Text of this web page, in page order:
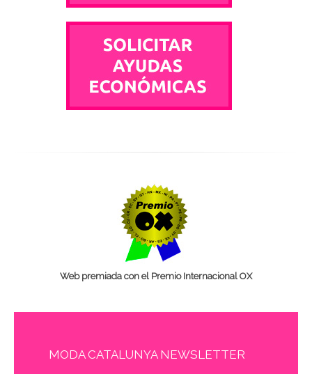
Web premiada con el Premio Internacional OX
MODA CATALUNYA NEWSLETTER